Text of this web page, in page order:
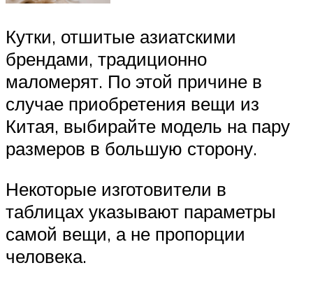
Кутки, отшитые азиатскими
брендами, традиционно
маломерят. По этой причине в
случае приобретения вещи из
Китая, выбирайте модель на пару
размеров в большую сторону.
Некоторые изготовители в
таблицах указывают параметры
самой вещи, а не пропорции
человека.